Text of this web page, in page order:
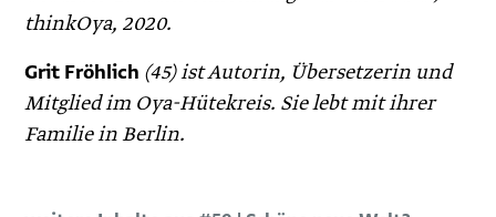
thinkOya, 2020.
Grit Fröhlich (45) ist Autorin, Übersetzerin und
Mitglied im Oya-Hütekreis. Sie lebt mit ihrer
Familie in Berlin.